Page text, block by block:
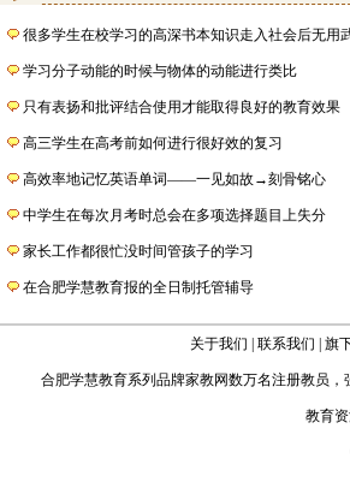
很多学生在校学习的高深书本知识走入社会后无用武
学习分子动能的时候与物体的动能进行类比
只有表扬和批评结合使用才能取得良好的教育效果
高三学生在高考前如何进行很好效的复习
高效率地记忆英语单词——一见如故→刻骨铭心
中学生在每次月考时总会在多项选择题目上失分
家长工作都很忙没时间管孩子的学习
在合肥学慧教育报的全日制托管辅导
关于我们 联系我们 旗
合肥学慧教育系列品牌家教网数万名注册教员，
教育